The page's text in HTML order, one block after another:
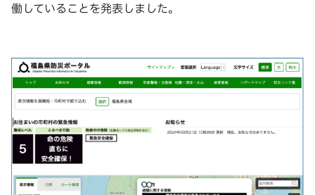
働していることを発表しました。